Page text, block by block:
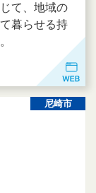
て、地域の
暮らせる持
尼崎市